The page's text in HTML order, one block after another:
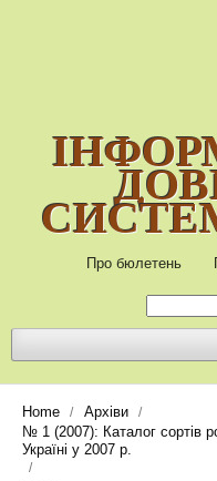
Про бюлетень
Home / Архіви /
№ 1 (2007): Каталог сортів
Україні у 2007 р.
/